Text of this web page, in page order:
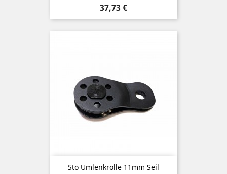
Preis
37,73 €
5to Umlenkrolle 11mm Seil